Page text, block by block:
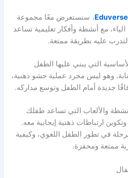
، سنستعرض معًا مجموعة
مع أنشطة وأفكار تعليمية تساعد
عليه بطريقة ممتعة.
التي يبني عليها الطفل
وهو ليس مجرد عملية حشو ذهنية،
جديدة أمام الطفل وتوسع مداركه.
والألعاب التي تساعد طفلك
ارتباطات ذهنية إيجابية معه.
في تطور الطفل اللغوي، وكيفية
ممتعة ومحفزة.